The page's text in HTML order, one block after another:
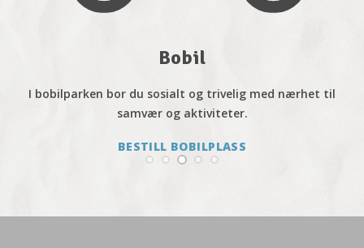
Camping
Vår vakre camping er tilgjengelig for campingvogner og
telt året rundt.
BESTILL CAMPINGPLASS